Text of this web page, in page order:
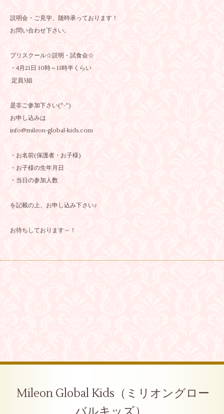
説明会・ご見学、随時承っております！
お問い合わせ下さい。
プリスクール☆説明・試食会☆
・4月21日 10時～11時半くらい
定員5組
是非ご参加下さい(^-^)
お申し込みは
info@mileon-global-kids.com
・お名前(保護者・お子様)
・お子様の生年月日
・当日の参加人数
を記載の上、お申し込み下さい♪
お待ちしております～！
Mileon Global Kids（ミリオングロー